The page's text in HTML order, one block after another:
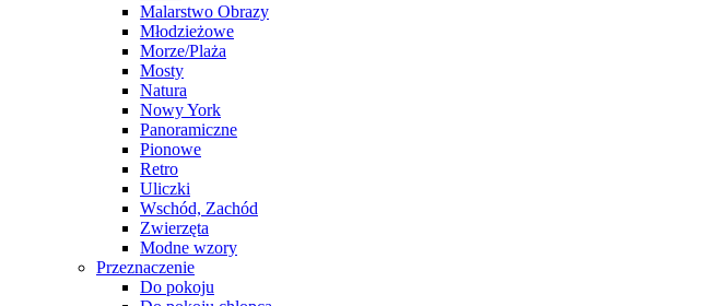
Malarstwo Obrazy
Młodzieżowe
Morze/Plaża
Mosty
Natura
Nowy York
Panoramiczne
Pionowe
Retro
Uliczki
Wschód, Zachód
Zwierzęta
Modne wzory
Przeznaczenie
Do pokoju